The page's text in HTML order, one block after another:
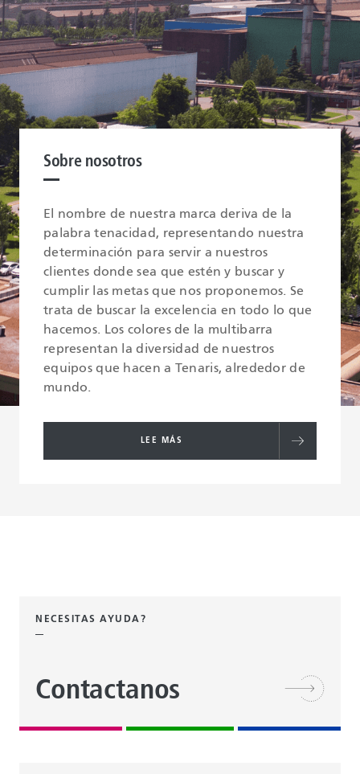
Sobre nosotros
El nombre de nuestra marca deriva de la
palabra tenacidad, representando nuestra
determinación para servir a nuestros
clientes donde sea que estén y buscar y
cumplir las metas que nos proponemos. Se
trata de buscar la excelencia en todo lo que
hacemos. Los colores de la multibarra
representan la diversidad de nuestros
equipos que hacen a Tenaris, alrededor de
mundo.
LEE MÁS
NECESITAS AYUDA?
Contactanos